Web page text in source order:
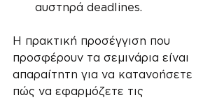
αυστηρά deadlines.
Η πρακτική προσέγγιση που
προσφέρουν τα σεμινάρια είναι
απαραίτητη για να κατανοήσετε
πώς να εφαρμόζετε τις